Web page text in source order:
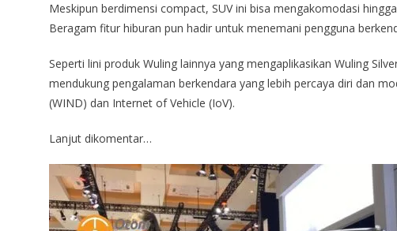
Meskipun berdimensi compact, SUV ini bisa mengakomodasi
Beragam fitur hiburan pun hadir untuk menemani pengguna
Seperti lini produk Wuling lainnya yang mengaplikasikan Wuling
mendukung pengalaman berkendara yang lebih percaya diri dan
(WIND) dan Internet of Vehicle (IoV).
Lanjut dikomentar…